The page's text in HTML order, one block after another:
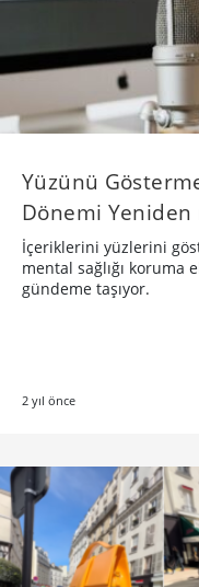
Yüzünü
Dönemi Yeniden
İçeriklerini yüzlerini
mental sağlığı
gündeme taşıyor.
2 yıl önce